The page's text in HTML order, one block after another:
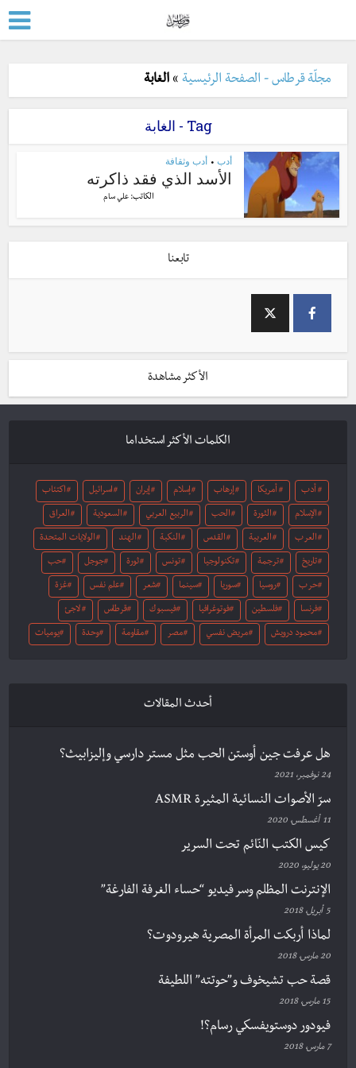
مجلّة قرطاس - الصفحة الرئيسية »الغابة
Tag - الغابة
أدب • أدب وثقافة
الأسد الذي فقد ذاكرته
الكاتب:علي سام
تابعنا
الأكثر مشاهدة
الكلمات الأكثر استخداما
أدب أمريكا إرهاب إسلام إيران اسرائيل اكتئاب
الإسلام الثورة الحب الربيع العربي السعودية العراق
العرب العربية القدس النكبة الهند الولايات المتحدة
تاريخ ترجمة تكنولوجيا تونس ثورة جوجل حب
حرب روسيا سوريا سينما شعر علم نفس غزة
فرنسا فلسطين فوتوغرافيا فيسبوك قرطاس لاجئ
محمود درويش مريض نفسي مصر مقاومة وحدة يوميات
أحدث المقالات
هل عرفت جين أوستن الحب مثل مستر دارسي وإليزابيث؟
24 نوفمبر، 2021
سرّ الأصوات النسائية المثيرة ASMR
11 أغسطس، 2020
كيس الكتب النّائم تحت السرير
20 يوليو، 2020
الإنترنت المظلم وسر فيديو “حساء الغرفة الفارغة”
5 أبريل، 2018
لماذا أربكت المرأة المصرية هيرودوت؟
20 مارس، 2018
قصة حب تشيخوف و”حوتته” اللطيفة
15 مارس، 2018
فيودور دوستويفسكي رسام؟!
7 مارس، 2018